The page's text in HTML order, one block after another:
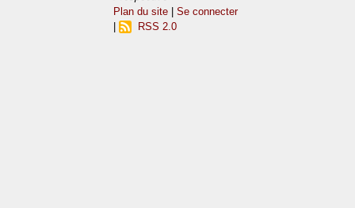
Plan du site |Se connecter
RSS 2.0